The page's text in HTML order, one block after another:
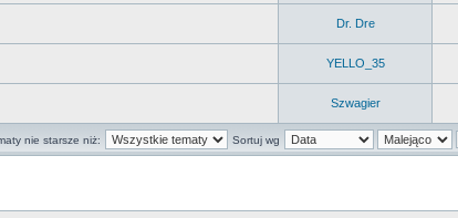
Dr. Dre
YELLO_35
Szwagier
nie starsze niż: Sortuj wg